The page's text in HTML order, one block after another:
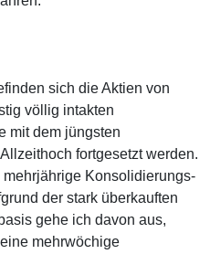
sich die Aktien von
völlig intakten
mit dem jüngsten
fortgesetzt werden.
Konsolidierungs-
der stark überkauften
gehe ich davon aus,
mehrwöchige